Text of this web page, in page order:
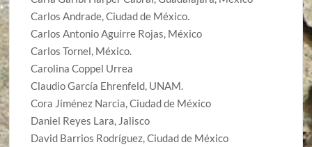
Carlos Andrade, Ciudad de México.
Carlos Antonio Aguirre Rojas, México
Carlos Tornel, México.
Carolina Coppel Urrea
Claudio García Ehrenfeld, UNAM.
Cora Jiménez Narcia, Ciudad de México
Daniel Reyes Lara, Jalisco
David Barrios Rodríguez, Ciudad de México